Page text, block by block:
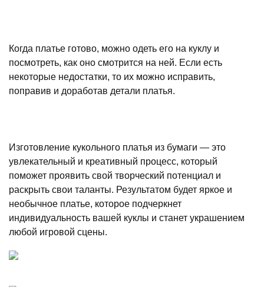
Когда платье готово, можно одеть его на куклу и
посмотреть, как оно смотрится на ней. Если есть
некоторые недостатки, то их можно исправить,
поправив и доработав детали платья.
Изготовление кукольного платья из бумаги — это
увлекательный и креативный процесс, который
поможет проявить свой творческий потенциал и
раскрыть свои таланты. Результатом будет яркое и
необычное платье, которое подчеркнет
индивидуальность вашей куклы и станет украшением
любой игровой сцены.